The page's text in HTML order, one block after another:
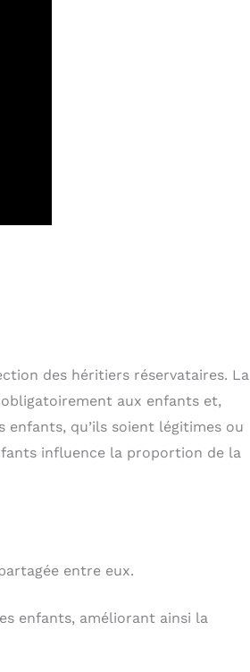
des héritiers réservataires. La
aux enfants et,
enfants, qu’ils soient légitimes ou
influence la proportion de la
entre eux.
enfants, améliorant ainsi la